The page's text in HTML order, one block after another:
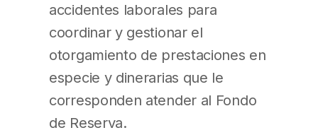
accidentes laborales para
coordinar y gestionar el
otorgamiento de prestaciones en
especie y dinerarias que le
corresponden atender al Fondo
de Reserva.